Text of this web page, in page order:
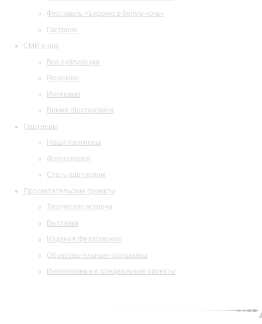
Фестиваль «Барокко в белую ночь»
Гастроли
СМИ о нас
Все публикации
Рецензии
Интервью
Время Шостаковича
Партнеры
Наши партнеры
Фотогалерея
Стать партнером
Просветительские проекты
Творческие встречи
Выставки
Издания филармонии
Образовательные программы
Инклюзивные и специальные проекты